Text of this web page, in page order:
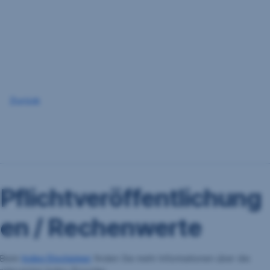
Pflichtveröffentlichung
en / Rechenwerte
Beim Index Disclaimer